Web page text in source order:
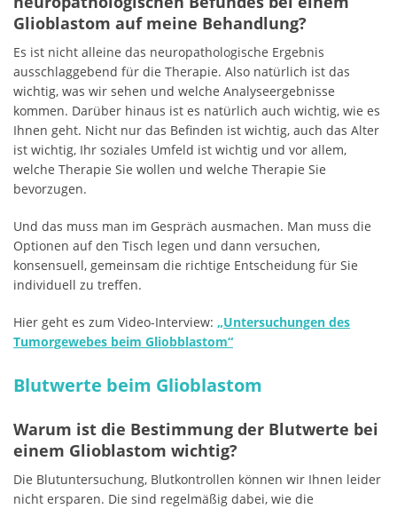
Glioblastom auf meine Behandlung?
Es ist nicht alleine das neuropathologische Ergebnis
ausschlaggebend für die Therapie. Also natürlich ist das
wichtig, was wir sehen und welche Analyseergebnisse
kommen. Darüber hinaus ist es natürlich auch wichtig, wie es
Ihnen geht. Nicht nur das Befinden ist wichtig, auch das Alter
ist wichtig, Ihr soziales Umfeld ist wichtig und vor allem,
welche Therapie Sie wollen und welche Therapie Sie
bevorzugen.
Und das muss man im Gespräch ausmachen. Man muss die
Optionen auf den Tisch legen und dann versuchen,
konsensuell, gemeinsam die richtige Entscheidung für Sie
individuell zu treffen.
Hier geht es zum Video-Interview: „Untersuchungen des
Tumorgewebes beim Gliobblastom“
Blutwerte beim Glioblastom
Warum ist die Bestimmung der Blutwerte bei
einem Glioblastom wichtig?
Die Blutuntersuchung, Blutkontrollen können wir Ihnen leider
nicht ersparen. Die sind regelmäßig dabei, wie die